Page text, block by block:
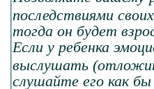
последствиями
тогда он будет
Если у ребенка
выслушать
слушайте его как